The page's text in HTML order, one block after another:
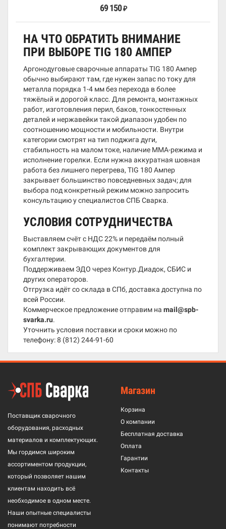
69 150 ₽
НА ЧТО ОБРАТИТЬ ВНИМАНИЕ
ПРИ ВЫБОРЕ TIG 180 АМПЕР
Аргонодуговые сварочные аппараты TIG 180 Ампер
обычно выбирают там, где нужен запас по току для
металла порядка 1-4 мм без перехода в более
тяжёлый и дорогой класс. Для ремонта, монтажных
работ, изготовления перил, баков, тонкостенных
деталей и нержавейки такой диапазон удобен по
соотношению мощности и мобильности. Внутри
категории смотрят на тип поджига дуги,
стабильность на малом токе, наличие MMA-режима и
исполнение горелки. Если нужна аккуратная шовная
работа без лишнего перегрева, TIG 180 Ампер
закрывает большинство повседневных задач; для
выбора под конкретный режим можно запросить
консультацию у специалистов СПБ Сварка.
УСЛОВИЯ СОТРУДНИЧЕСТВА
Выставляем счёт с НДС 22% и передаём полный
комплект закрывающих документов для
бухгалтерии.
Поддерживаем ЭДО через Контур.Диадок, СБИС и
других операторов.
Отгрузка идёт со склада в СПб, доставка доступна по
всей России.
Коммерческое предложение отправим на mail@spb-
svarka.ru.
Уточнить условия поставки и сроки можно по
телефону:8 (812) 244-91-60
Поставщик сварочного
оборудования, расходных
материалов и комплектующих.
Мы гордимся широким
ассортиментом продукции,
который позволяет нашим
клиентам находить всё
необходимое в одном месте.
Наши опытные специалисты
понимают потребности
Магазин
Корзина
О компании
Бесплатная доставка
Оплата
Гарантии
Контакты